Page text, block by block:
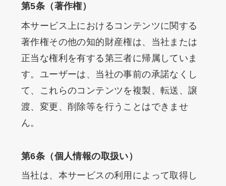
第5条（著作権）
本サービス上におけるコンテンツに関する
著作権その他の知的財産権は、当社または
正当な権利を有する第三者に帰属していま
す。ユーザーは、当社の事前の承諾なくし
て、これらのコンテンツを複製、転送、譲
渡、変更、削除等を行うことはできませ
ん。
第6条（個人情報の取扱い）
当社は、本サービスの利用によって取得し